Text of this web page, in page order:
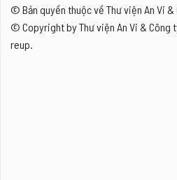
© Bản quyền thuộc về Thư viện An Vi &
© Copyright by Thư viện An Vi & Công
reup.